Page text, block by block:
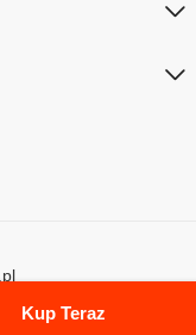
Kup Teraz